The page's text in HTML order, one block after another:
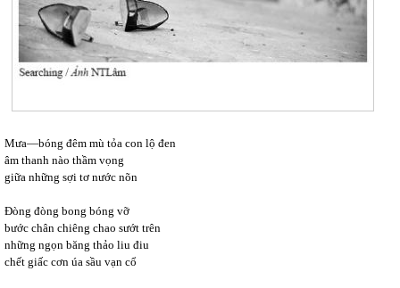
Mưa—bóng đêm mù tỏa con lộ đen
âm thanh nào thầm vọng
giữa những sợi tơ nước nõn
Đòng đòng bong bóng vỡ
bước chân chiêng chao sướt trên
những ngọn băng thảo liu điu
chết giấc cơn úa sầu vạn cổ